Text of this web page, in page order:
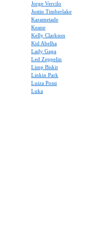
Jorge Vercilo
Justin Timberlake
Karametade
Keane
Kelly Clarkson
Kid Abelha
Lady Gaga
Led Zeppelin
Limp Biskit
Linkin Park
Luiza Possi
Luka